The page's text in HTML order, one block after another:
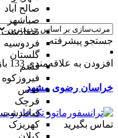
صالح آباد
صباشهر
صفادشت
فردوسیه
گلستان
فشم
فیروزکوه
قدس
قرچک
قیامدشت
کهریزک
جستجو پیشرفته
افزودن به علاقه‌مندی 133 بازدید
خراسان رضوی مشهد
تماس بگیرید